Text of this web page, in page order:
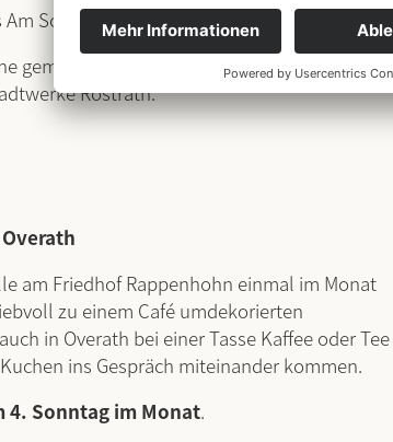
Sommerberg inRösrath
gemeinsame Initiative der Stadt Rösrath, des
Röstrath.
am Friedhof Rappenhohn einmal im Monat
zu einem Café umdekorierten
in Overath bei einer Tasse Kaffee oder Tee
ins Gespräch miteinander kommen.
4. Sonntag im Monat.